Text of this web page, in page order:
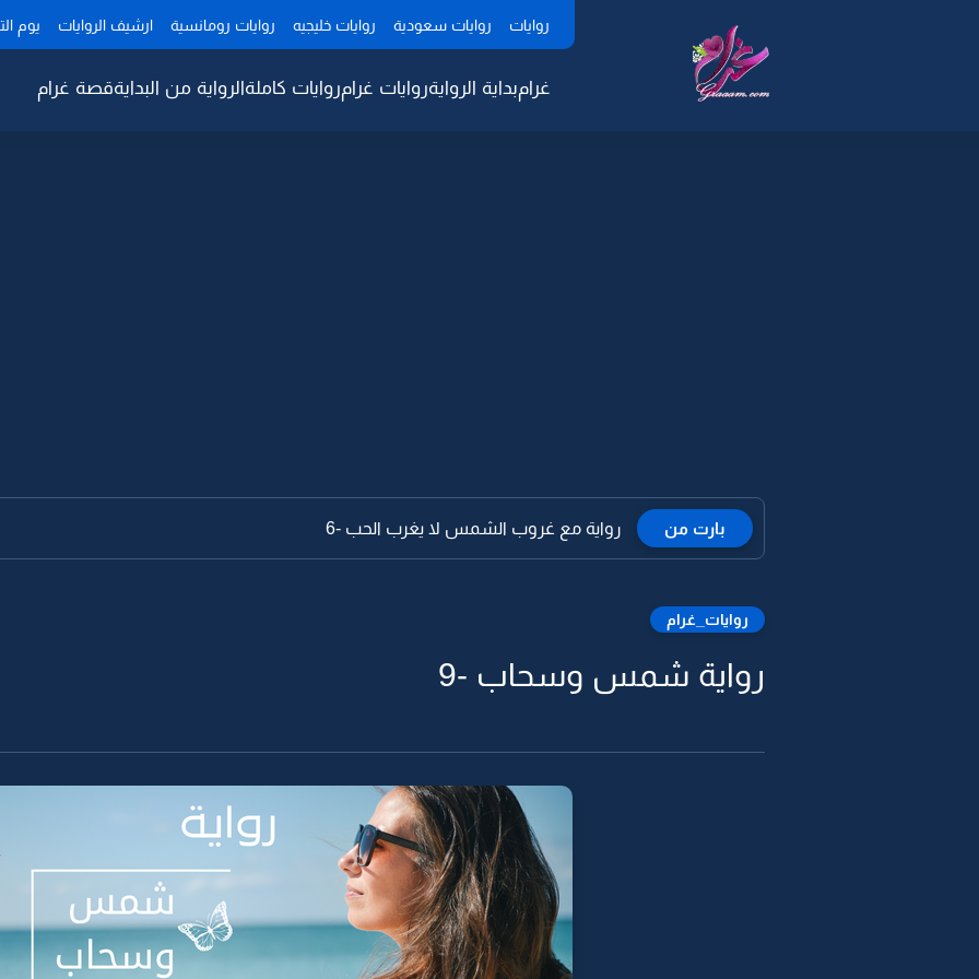
روايات روايات سعودية روايات خليجيه روايات رومانسية ارشيف الروايات يوم
غرامبداية الروايةروايات غرامروايات كاملةالرواية من البدايةقصة غرام
بارت من رواية مع غروب الشمس لا يغرب الحب -6
روايات_غرام
رواية شمس وسحاب -9